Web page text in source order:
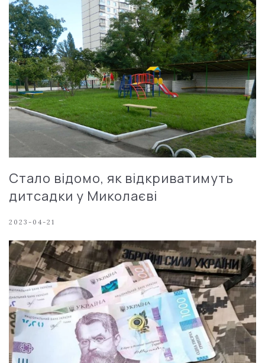
Стало відомо, як відкриватимуть
дитсадки у Миколаєві
2023-04-21